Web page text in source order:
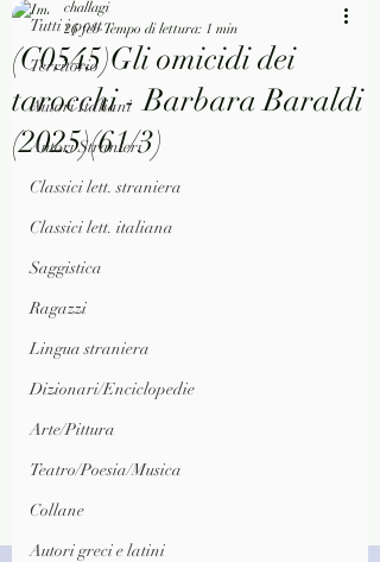
Tutti i post
Territorio
Autori Italiani
Autori Stranieri
Classici lett. straniera
Classici lett. italiana
Saggistica
Ragazzi
Lingua straniera
Dizionari/Enciclopedie
Arte/Pittura
Teatro/Poesia/Musica
Collane
Autori greci e latini
(C0545)Gli omicidi dei
tarocchi - Barbara Baraldi
(2025)(61/3)
challagi
26 feb Tempo di lettura: 1 min